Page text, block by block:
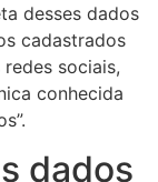
desses dados
cadastrados
sociais,
conhecida
dados